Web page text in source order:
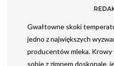
Gwałtowne skoki
jedno z największych
producentów mleka. Krowy
sobie z zimnem doskonale,